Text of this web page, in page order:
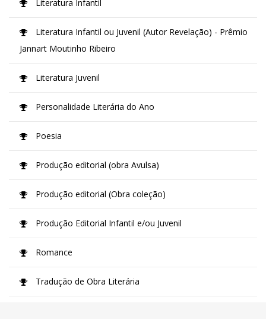
Literatura Infantil
Literatura Infantil ou Juvenil (Autor Revelação) - Prêmio
Jannart Moutinho Ribeiro
Literatura Juvenil
Personalidade Literária do Ano
Poesia
Produção editorial (obra Avulsa)
Produção editorial (Obra coleção)
Produção Editorial Infantil e/ou Juvenil
Romance
Tradução de Obra Literária